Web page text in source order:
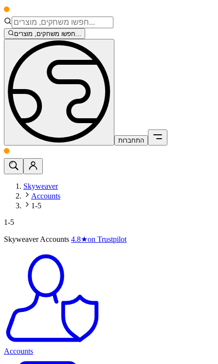
חפשו משחקים, מוצרים...
התחברות
Skyweaver
Accounts
1-5
1-5
Skyweaver Accounts 4.8★on Trustpilot
Accounts